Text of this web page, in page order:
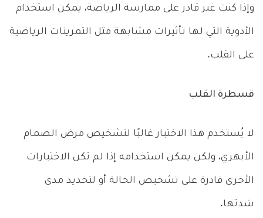
وإذا كنت غير قادر على ممارسة الرياضة، يمكن استخدام
الأدوية التي لها تأثيرات مشابهة مثل التمرينات الرياضية
على القلب.
قسطرة القلب
لا يُستخدم هذا الاختبار غالبًا لتشخيص مرض الصمام
الأبهري، ولكن يمكن استخدامه إذا لم تكن الاختبارات
الأخرى قادرة على تشخيص الحالة أو لتحديد مدى
شدتها.